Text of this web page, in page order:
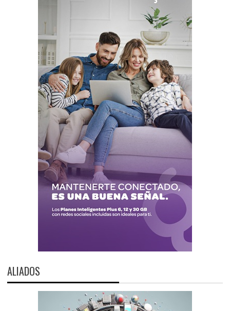
ALIADOS